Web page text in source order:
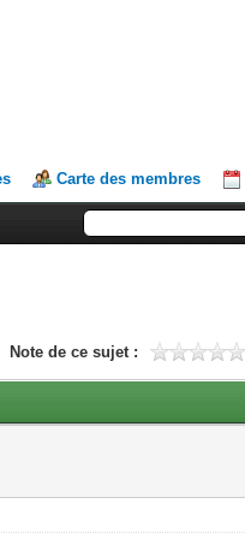
Carte des membres
Note de ce sujet :